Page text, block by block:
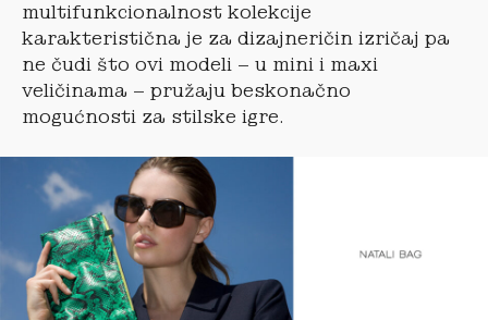
multifunkcionalnost kolekcije
karakteristična je za dizajneričin izričaj pa
ne čudi što ovi modeli – u mini i maxi
veličinama – pružaju beskonačno
mogućnosti za stilske igre.